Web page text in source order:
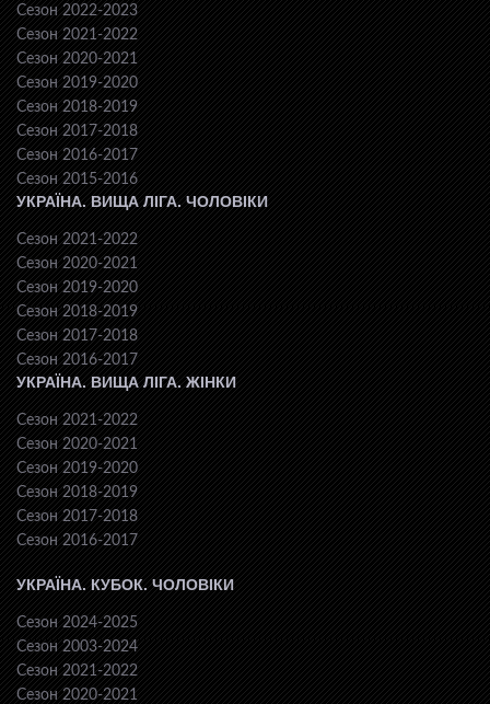
Сезон 2022-2023
Сезон 2021-2022
Сезон 2020-2021
Сезон 2019-2020
Сезон 2018-2019
Сезон 2017-2018
Сезон 2016-2017
Сезон 2015-2016
УКРАЇНА. ВИЩА ЛІГА. ЧОЛОВІКИ
Сезон 2021-2022
Сезон 2020-2021
Сезон 2019-2020
Сезон 2018-2019
Сезон 2017-2018
Сезон 2016-2017
УКРАЇНА. ВИЩА ЛІГА. ЖІНКИ
Сезон 2021-2022
Сезон 2020-2021
Сезон 2019-2020
Сезон 2018-2019
Сезон 2017-2018
Сезон 2016-2017
УКРАЇНА. КУБОК. ЧОЛОВІКИ
Сезон 2024-2025
Сезон 2003-2024
Сезон 2021-2022
Сезон 2020-2021